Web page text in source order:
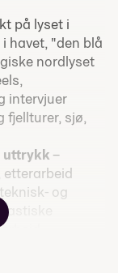
på lyset i
havet, "den blå
nordlyset
intervjuer
fjellturer, sjø,
uttrykk –
etterarbeid
teknisk- og